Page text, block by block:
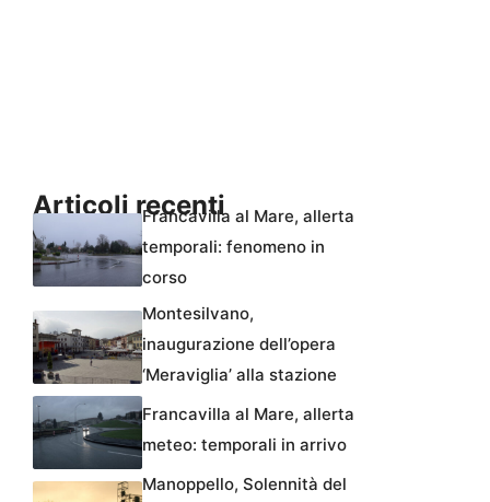
Articoli recentiFrancavilla al Mare, allerta
temporali: fenomeno in
corso
Montesilvano,
inaugurazione dell’opera
‘Meraviglia’ alla stazione
Francavilla al Mare, allerta
meteo: temporali in arrivo
Manoppello, Solennità del